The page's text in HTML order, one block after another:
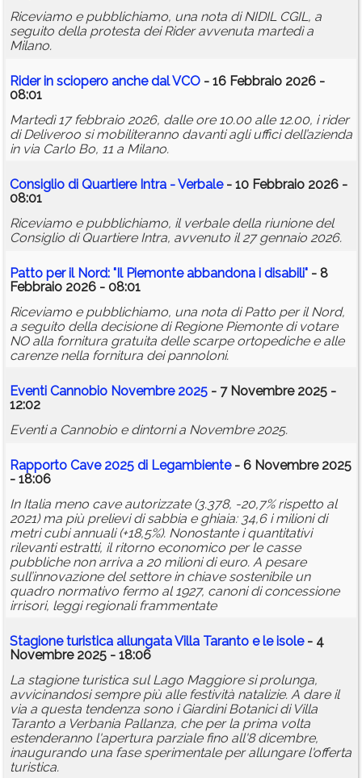
Riceviamo e pubblichiamo, una nota di NIDIL CGIL, a
seguito della protesta dei Rider avvenuta martedì a
Milano.
Rider in sciopero anche dal VCO - 16 Febbraio 2026 -
08:01
Martedì 17 febbraio 2026, dalle ore 10.00 alle 12.00, i rider
di Deliveroo si mobiliteranno davanti agli uffici dell’azienda
in via Carlo Bo, 11 a Milano.
Consiglio di Quartiere Intra - Verbale- 10 Febbraio 2026 -
08:01
Riceviamo e pubblichiamo, il verbale della riunione del
Consiglio di Quartiere Intra, avvenuto il 27 gennaio 2026.
Patto per il Nord: "Il Piemonte abbandona i disabili" - 8
Febbraio 2026 - 08:01
Riceviamo e pubblichiamo, una nota di Patto per il Nord,
a seguito della decisione di Regione Piemonte di votare
NO alla fornitura gratuita delle scarpe ortopediche e alle
carenze nella fornitura dei pannoloni.
Eventi Cannobio Novembre 2025 - 7 Novembre 2025 -
12:02
Eventi a Cannobio e dintorni a Novembre 2025.
Rapporto Cave 2025 di Legambiente- 6 Novembre 2025
- 18:06
In Italia meno cave autorizzate (3.378, -20,7% rispetto al
2021) ma più prelievi di sabbia e ghiaia: 34,6 i milioni di
metri cubi annuali (+18,5%). Nonostante i quantitativi
rilevanti estratti, il ritorno economico per le casse
pubbliche non arriva a 20 milioni di euro. A pesare
sull’innovazione del settore in chiave sostenibile un
quadro normativo fermo al 1927, canoni di concessione
irrisori, leggi regionali frammentate
Stagione turistica allungata Villa Taranto e le isole- 4
Novembre 2025 - 18:06
La stagione turistica sul Lago Maggiore si prolunga,
avvicinandosi sempre più alle festività natalizie. A dare il
via a questa tendenza sono i Giardini Botanici di Villa
Taranto a Verbania Pallanza, che per la prima volta
estenderanno l'apertura parziale fino all'8 dicembre,
inaugurando una fase sperimentale per allungare l'offerta
turistica.